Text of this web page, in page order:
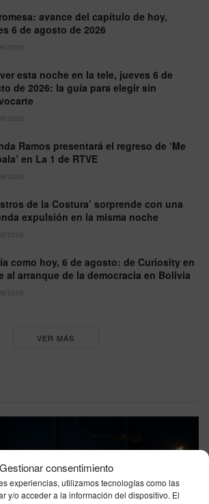
Gestionar consentimiento
experiencias, utilizamos tecnologías como las
y/o acceder a la información del dispositivo. El
avance del capítulo de hoy,
6 de agosto de 2026
2026
esta noche en la tele, jueves 6 de
de 2026: la guía para elegir sin
2026
Ramos presentará el regreso de ‘Me
en La 1 de RTVE
2026
de la Costura’ sorprende con una
expulsión en la misma noche
2026
como hoy, 6 de agosto: de Curiosity en
al arranque de la democracia en Bolivia
2026
VER MÁS